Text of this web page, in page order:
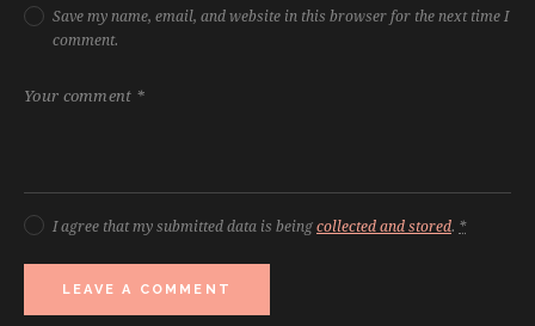
Save my name, email, and website in this browser for the next time I
comment.
I agree that my submitted data is beingcollected and stored. *